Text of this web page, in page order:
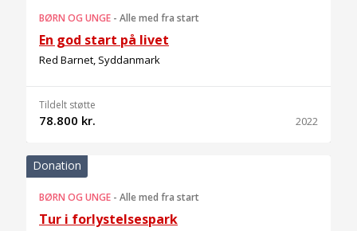
BØRN OG UNGE - Alle med fra start
En god start på livet
Red Barnet, Syddanmark
Tildelt støtte
78.800 kr. 2022
Donation
BØRN OG UNGE - Alle med fra start
Tur i forlystelsespark